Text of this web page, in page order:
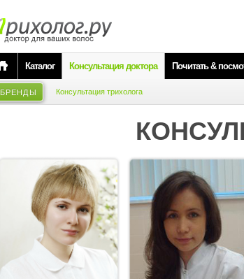
Каталог Консультация доктора Почитать &
БРЕНДЫ Консультация трихолога